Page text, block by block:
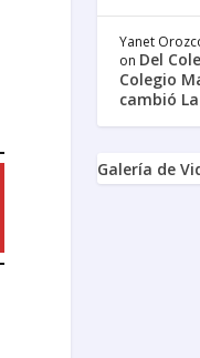
Yanet
on Del
Colegio
cambió
Galería de